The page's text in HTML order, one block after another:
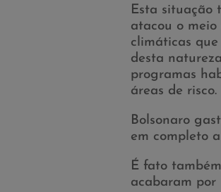
Esta situação
atacou o
climáticas que
desta
programas
áreas de risco.
Bolsonaro
em completo
É fato
acabaram por